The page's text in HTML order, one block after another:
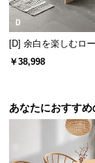
つ
て
客
[D] 余白を楽しむロ
木調 ステージベッド
￥38,998
あなたにおすすめ